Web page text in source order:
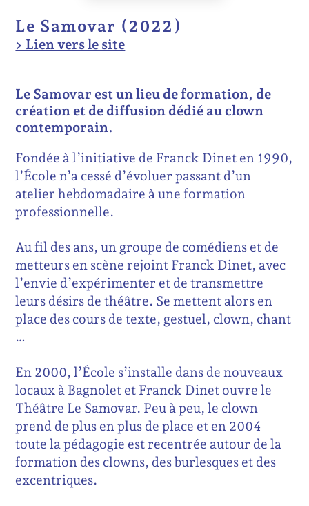
Le Samovar (2022)
> Lien vers le site
Le Samovar est un lieu de formation, de
création et de diffusion dédié au clown
contemporain.
Fondée à l’initiative de Franck Dinet en 1990,
l’École n’a cessé d’évoluer passant d’un
atelier hebdomadaire à une formation
professionnelle.
Au fil des ans, un groupe de comédiens et de
metteurs en scène rejoint Franck Dinet, avec
l’envie d’expérimenter et de transmettre
leurs désirs de théâtre. Se mettent alors en
place des cours de texte, gestuel, clown, chant
…
En 2000, l’École s’installe dans de nouveaux
locaux à Bagnolet et Franck Dinet ouvre le
Théâtre Le Samovar. Peu à peu, le clown
prend de plus en plus de place et en 2004
toute la pédagogie est recentrée autour de la
formation des clowns, des burlesques et des
excentriques.